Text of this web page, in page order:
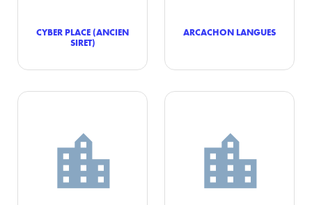
CYBER PLACE (ANCIEN
SIRET)
ARCACHON LANGUES